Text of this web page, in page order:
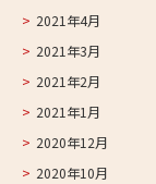
2021年4月
2021年3月
2021年2月
2021年1月
2020年12月
2020年10月